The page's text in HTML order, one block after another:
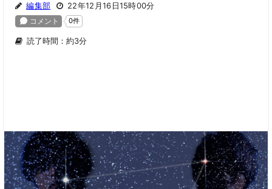
編集部 22年12月16日15時00分
読了時間：約3分